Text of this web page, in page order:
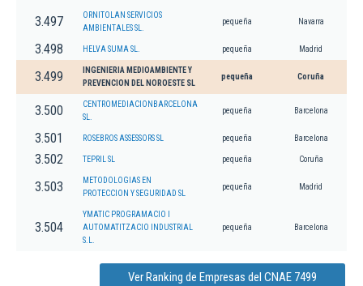
3.497
ORNITOLAN SERVICIOS
AMBIENTALES SL.
pequeña Navarra
3.498 HELVA SUMA SL. pequeña Madrid
3.499
INGENIERIA MEDIOAMBIENTE Y
PREVENCION DEL NOROESTE SL
pequeña Coruña
3.500
CENTROMEDIACIONBARCELONA
SL.
pequeña Barcelona
3.501 ROSEBROS ASSESSORS SL pequeña Barcelona
3.502 TEPRIL SL pequeña Coruña
3.503
METODOLOGIAS EN
PROTECCION Y SEGURIDAD SL
pequeña Madrid
3.504
YMATIC PROGRAMACIO I
AUTOMATITZACIO INDUSTRIAL
S.L.
pequeña Barcelona
Ver Ranking de Empresas del CNAE 7499